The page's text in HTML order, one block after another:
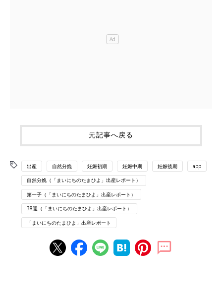
元記事へ戻る
出産 自然分娩 妊娠初期 妊娠中期 妊娠後期 app
自然分娩（「まいにちのたまひよ」出産レポート）
第一子（「まいにちのたまひよ」出産レポート）
38週（「まいにちのたまひよ」出産レポート）
「まいにちのたまひよ」出産レポート